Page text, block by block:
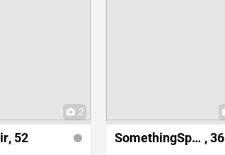
2
, 52 SomethingSpecial , 36